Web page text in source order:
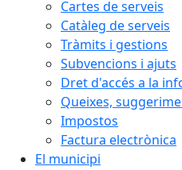
Cartes de serveis
Catàleg de serveis
Tràmits i gestions
Subvencions i ajuts
Dret d'accés a la
Queixes,
Impostos
Factura electrònica
El municipi